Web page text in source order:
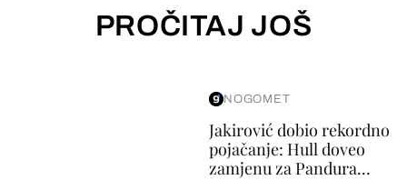
PROČITAJ JOŠ
NOGOMET
Jakirović dobio rekordno
pojačanje: Hull doveo
zamjenu za Pandura...